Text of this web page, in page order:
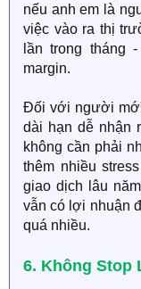
nếu anh em là
việc vào ra thị
lần trong tháng
margin.
Đối với người
dài hạn dễ nhận
không cần phải
thêm nhiều
giao dịch lâu
vẫn có lợi nhuận
quá nhiều.
6. Không Stop